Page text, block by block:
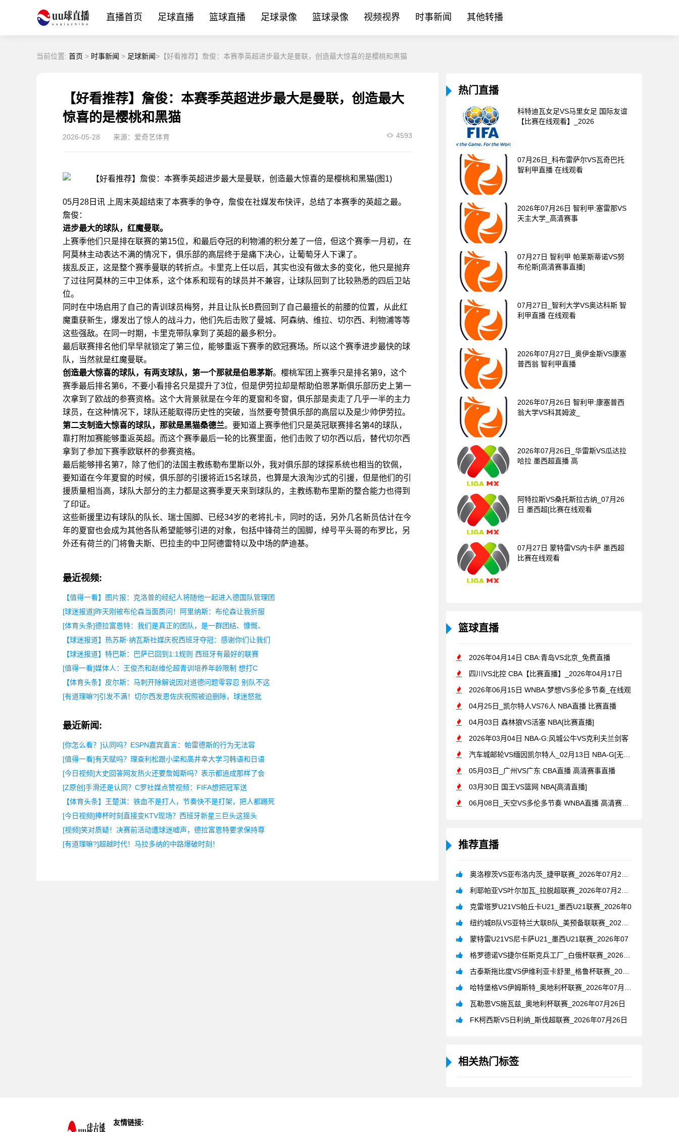
直播首页 足球直播 篮球直播 足球录像 篮球录像 视频视界 时事新闻 其他转播
当前位置: 首页 > 时事新闻 > 足球新闻>【好看推荐】詹俊：本赛季英超进步最大是曼联，创造最大惊喜的是樱桃和黑猫
【好看推荐】詹俊：本赛季英超进步最大是曼联，创造最大
惊喜的是樱桃和黑猫
2026-05-28 来源：爱奇艺体育 4593
05月28日讯 上周末英超结束了本赛季的争夺，詹俊在社媒发布快评，总结了本赛季的英超之最。
詹俊：
进步最大的球队，红魔曼联。
上赛季他们只是排在联赛的第15位，和最后夺冠的利物浦的积分差了一倍，但这个赛季一月初，在
阿莫林主动表达不满的情况下，俱乐部的高层终于是痛下决心，让葡萄牙人下课了。
拨乱反正，这是整个赛季曼联的转折点。卡里克上任以后，其实也没有做太多的变化，他只是抛弃
了过往阿莫林的三中卫体系，这个体系和现有的球员并不兼容，让球队回到了比较熟悉的四后卫站
位。
同时在中场启用了自己的青训球员梅努，并且让队长B费回到了自己最擅长的前腰的位置，从此红
魔重获新生，爆发出了惊人的战斗力，他们先后击败了曼城、阿森纳、维拉、切尔西、利物浦等等
这些强敌。在同一时期，卡里克带队拿到了英超的最多积分。
最后联赛排名他们早早就锁定了第三位，能够重返下赛季的欧冠赛场。所以这个赛季进步最快的球
队，当然就是红魔曼联。
创造最大惊喜的球队，有两支球队，第一个那就是伯恩茅斯。樱桃军团上赛季只是排名第9，这个
赛季最后排名第6，不要小看排名只是提升了3位，但是伊劳拉却是帮助伯恩茅斯俱乐部历史上第一
次拿到了欧战的参赛资格。这个大背景就是在今年的夏窗和冬窗，俱乐部是卖走了几乎一半的主力
球员，在这种情况下，球队还能取得历史性的突破，当然要夸赞俱乐部的高层以及是少帅伊劳拉。
第二支制造大惊喜的球队，那就是黑猫桑德兰。要知道上赛季他们只是英冠联赛排名第4的球队，
靠打附加赛能够重返英超。而这个赛季最后一轮的比赛里面，他们击败了切尔西以后，替代切尔西
拿到了参加下赛季欧联杯的参赛资格。
最后能够排名第7，除了他们的法国主教练勒布里斯以外，我对俱乐部的球探系统也相当的钦佩，
要知道在今年夏窗的时候，俱乐部的引援将近15名球员，也算是大浪淘沙式的引援，但是他们的引
援质量相当高，球队大部分的主力都是这赛季夏天来到球队的，主教练勒布里斯的整合能力也得到
了印证。
这些新援里边有球队的队长、瑞士国脚、已经34岁的老将扎卡，同时的话，另外几名新员估计在今
年的夏窗也会成为其他各队希望能够引进的对象，包括中锋荷兰的国脚，绰号平头哥的布罗比，另
外还有荷兰的门将鲁夫斯、巴拉圭的中卫阿德雷特以及中场的萨迪基。
最近视频:
【值得一看】图片报：克洛普的经纪人将随他一起进入德国队管理团
[球迷报道]昨天刚被布伦森当面质问！阿里纳斯：布伦森让我折服
[体育头条]德拉富恩特：我们是真正的团队，是一群团结、慷慨、
【球迷报道】热苏斯·纳瓦斯社媒庆祝西班牙夺冠：感谢你们让我们
【球迷报道】特巴斯：巴萨已回到1:1规则 西班牙有最好的联赛
[值得一看]媒体人：王俊杰和赵维伦超青训培养年龄限制 想打C
【体育头条】皮尔斯：马刺开除解说因对道德问题零容忍 别队不这
[有道理嘛?]引发不满！切尔西发恩佐庆祝照被迫删除，球迷怒批
最近新闻:
[你怎么看？]认同吗？ESPN嘉宾直言：帕雷德斯的行为无法容
[值得一看]有天赋吗？理查利松跟小梁和高井幸大学习韩语和日语
[今日视频]大史回答网友热火还要詹姆斯吗？表示都追成那样了会
[Z原创]手滑还是认同？C罗社媒点赞视频：FIFA想把冠军送
【体育头条】王楚淇：铁血不是打人，节奏快不是打架，把人都踢死
[今日视频]捧杯时刻直接变KTV现场？西班牙新星三巨头这摇头
[视频]笑对质疑！决赛前活动遭球迷嘘声，德拉富恩特要求保持尊
[有道理嘛?]超越时代！马拉多纳的中路爆破时刻！
热门直播
科特迪瓦女足VS马里女足 国际友谊
【比赛在线观看】_2026
07月26日_科布雷萨尔VS瓦奇巴托
智利甲直播 在线观看
2026年07月26日 智利甲:塞雷那VS
天主大学_高清赛事
07月27日 智利甲 帕莱斯蒂诺VS努
布伦斯[高清赛事直播]
07月27日_智利大学VS奥达科斯 智
利甲直播 在线观看
2026年07月27日_奥伊金斯VS康塞
普西翁 智利甲直播
2026年07月26日 智利甲:康塞普西
翁大学VS科其姆波_
2026年07月26日_华雷斯VS瓜达拉
哈拉 墨西超直播 高
阿特拉斯VS桑托斯拉古纳_07月26
日 墨西超[比赛在线观看
07月27日 蒙特雷VS内卡萨 墨西超
比赛在线观看
篮球直播
2026年04月14日 CBA:青岛VS北京_免费直播
四川VS北控 CBA【比赛直播】_2026年04月17日
2026年06月15日 WNBA:梦想VS多伦多节奏_在线观
04月25日_凯尔特人VS76人 NBA直播 比赛直播
04月03日 森林狼VS活塞 NBA[比赛直播]
2026年03月04日 NBA-G:风城公牛VS克利夫兰剑客
汽车城邮轮VS缅因凯尔特人_02月13日 NBA-G[无插件
05月03日_广州VS广东 CBA直播 高清赛事直播
03月30日 国王VS篮网 NBA[高清直播]
06月08日_天空VS多伦多节奏 WNBA直播 高清赛事直播
推荐直播
奥洛穆茨VS亚布洛内茨_捷甲联赛_2026年07月26日
利耶帕亚VS叶尔加瓦_拉脱超联赛_2026年07月26日
克雷塔罗U21VS帕丘卡U21_墨西U21联赛_2026年0
纽约城B队VS亚特兰大联B队_美预备联联赛_2026年07月
蒙特雷U21VS尼卡萨U21_墨西U21联赛_2026年07
格罗德诺VS捷尔任斯克兵工厂_白俄杯联赛_2026年07月2
古泰斯拖比度VS伊维利亚卡舒里_格鲁杯联赛_2026年07月
哈特堡格VS伊姆斯特_奥地利杯联赛_2026年07月26日
瓦勒恩VS施瓦兹_奥地利杯联赛_2026年07月26日
FK柯西斯VS日利纳_斯伐超联赛_2026年07月26日
相关热门标签
友情链接: